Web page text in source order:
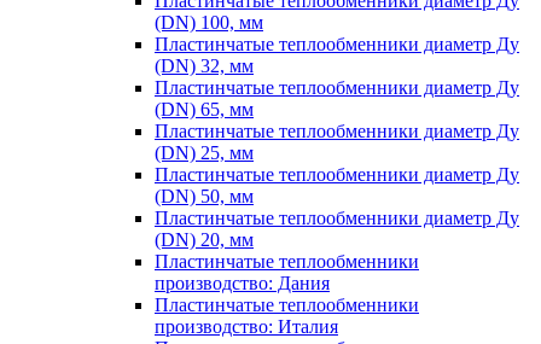
(DN) 100, мм
Пластинчатые теплообменники диаметр Ду
(DN) 32, мм
Пластинчатые теплообменники диаметр Ду
(DN) 65, мм
Пластинчатые теплообменники диаметр Ду
(DN) 25, мм
Пластинчатые теплообменники диаметр Ду
(DN) 50, мм
Пластинчатые теплообменники диаметр Ду
(DN) 20, мм
Пластинчатые теплообменники
производство: Дания
Пластинчатые теплообменники
производство: Италия